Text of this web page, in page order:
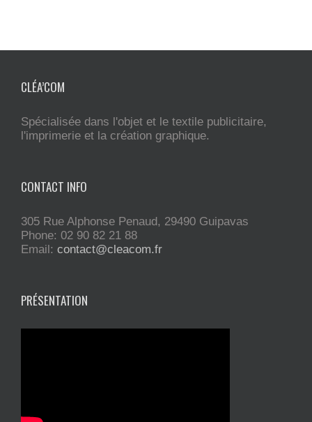
CLÉA’COM
Spécialisée dans l'objet et le textile publicitaire,
l'imprimerie et la création graphique.
CONTACT INFO
305 Rue Alphonse Penaud, 29490 Guipavas
Phone: 02 90 82 21 88
Email: contact@cleacom.fr
PRÉSENTATION